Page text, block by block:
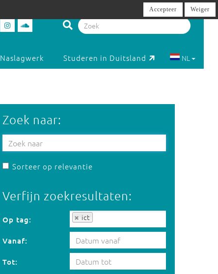
Naslagwerk Studeren in Duitsland NL
Zoek naar:
Sorteer op relevantie
Verfijn zoekresultaten:
Op tag: ict
Op tag:
Vanaf:
Tot:
Accepteer Weiger